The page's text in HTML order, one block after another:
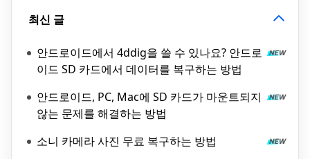
최신 글
안드로이드에서 4ddig을 쓸 수 있나요? 안드로
이드 SD 카드에서 데이터를 복구하는 방법
안드로이드, PC, Mac에 SD 카드가 마운트되지
않는 문제를 해결하는 방법
소니 카메라 사진 무료 복구하는 방법